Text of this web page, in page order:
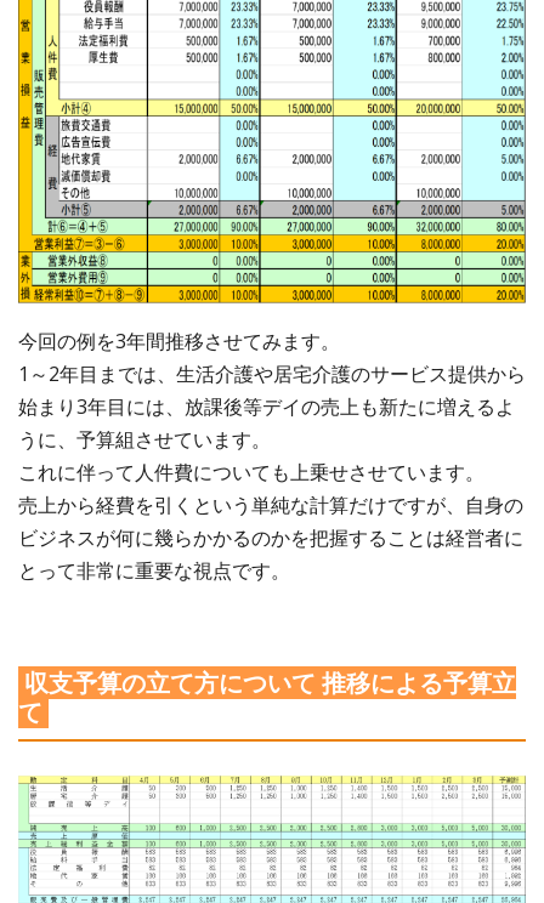
今回の例を3年間推移させてみます。
1～2年目までは、生活介護や居宅介護のサービス提供から
始まり3年目には、放課後等デイの売上も新たに増えるよ
うに、予算組させています。
これに伴って人件費についても上乗せさせています。
売上から経費を引くという単純な計算だけですが、自身の
ビジネスが何に幾らかかるのかを把握することは経営者に
とって非常に重要な視点です。
収支予算の立て方について 推移による予算立
て